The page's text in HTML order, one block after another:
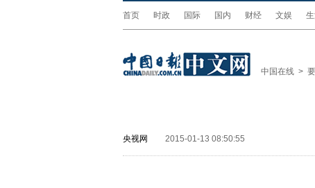
首页 时政 国际 国内 财经 文娱
中国在线 >
央视网 2015-01-13 08:50:55